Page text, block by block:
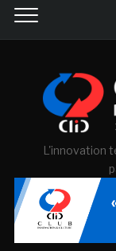
L'innovation